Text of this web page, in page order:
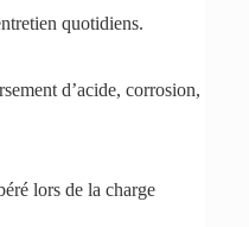
quotidiens.
d’acide, corrosion,
lors de la charge